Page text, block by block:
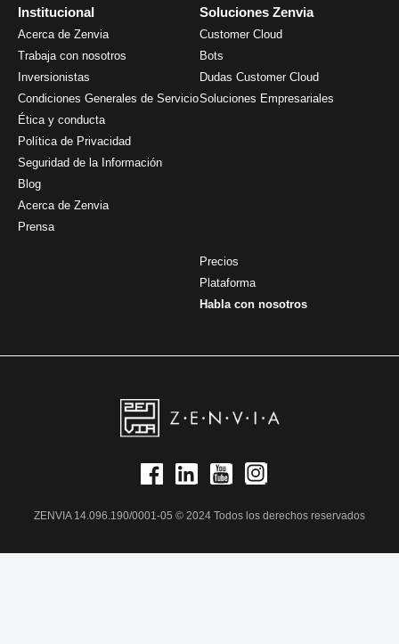
Institucional
Acerca de Zenvia
Trabaja con nosotros
Inversionistas
Condiciones Generales de Servicio
Ética y conducta
Política de Privacidad
Seguridad de la Información
Blog
Acerca de Zenvia
Prensa
Soluciones Zenvia
Customer Cloud
Bots
Dudas Customer Cloud
Soluciones Empresariales
Precios
Plataforma
Habla con nosotros
ZENVIA 14.096.190/0001-05 © 2024 Todos los derechos reservados